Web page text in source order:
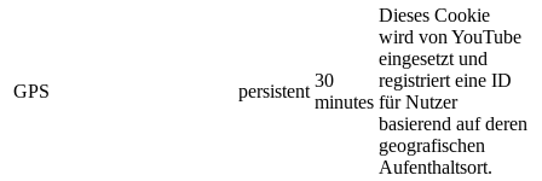
GPS persistent
30
minutes
Dieses Cookie
wird von YouTube
eingesetzt und
registriert eine ID
für Nutzer
basierend auf deren
geografischen
Aufenthaltsort.